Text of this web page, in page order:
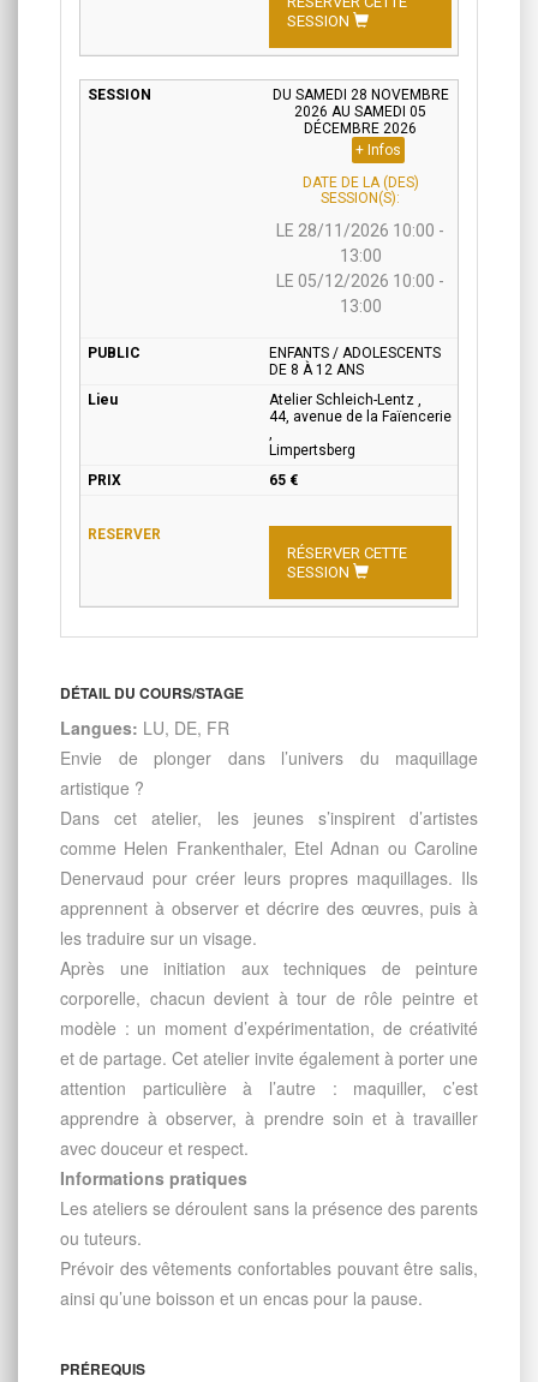
SESSION
DU SAMEDI 28 NOVEMBRE
2026 AU SAMEDI 05
DÉCEMBRE 2026
+ Infos
DATE DE LA (DES)
SESSION(S):
LE 28/11/2026 10:00 -
13:00
LE 05/12/2026 10:00 -
13:00
ENFANTS / ADOLESCENTS
DE 8 À 12 ANS
Atelier Schleich-Lentz ,
44, avenue de la Faïencerie
,
Limpertsberg
65 €
RÉSERVER CETTE
SESSION
DÉTAIL DU COURS/STAGE
Langues: LU, DE, FR
Envie de plonger dans l’univers du maquillage
artistique ?
Dans cet atelier, les jeunes s’inspirent d’artistes
comme Helen Frankenthaler, Etel Adnan ou Caroline
Denervaud pour créer leurs propres maquillages. Ils
apprennent à observer et décrire des œuvres, puis à
les traduire sur un visage.
Après une initiation aux techniques de peinture
corporelle, chacun devient à tour de rôle peintre et
modèle : un moment d’expérimentation, de créativité
et de partage. Cet atelier invite également à porter une
attention particulière à l’autre : maquiller, c’est
apprendre à observer, à prendre soin et à travailler
avec douceur et respect.
Informations pratiques
Les ateliers se déroulent sans la présence des parents
ou tuteurs.
Prévoir des vêtements confortables pouvant être salis,
ainsi qu’une boisson et un encas pour la pause.
PRÉREQUIS